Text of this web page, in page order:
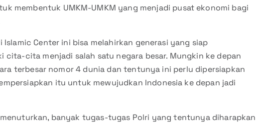
membentuk UMKM-UMKM yang menjadi pusat ekonomi bagi
Center ini bisa melahirkan generasi yang siap
cita-cita menjadi salah satu negara besar. Mungkin ke depan
terbesar nomor 4 dunia dan tentunya ini perlu dipersiapkan
itu untuk mewujudkan Indonesia ke depan jadi
banyak tugas-tugas Polri yang tentunya diharapkan